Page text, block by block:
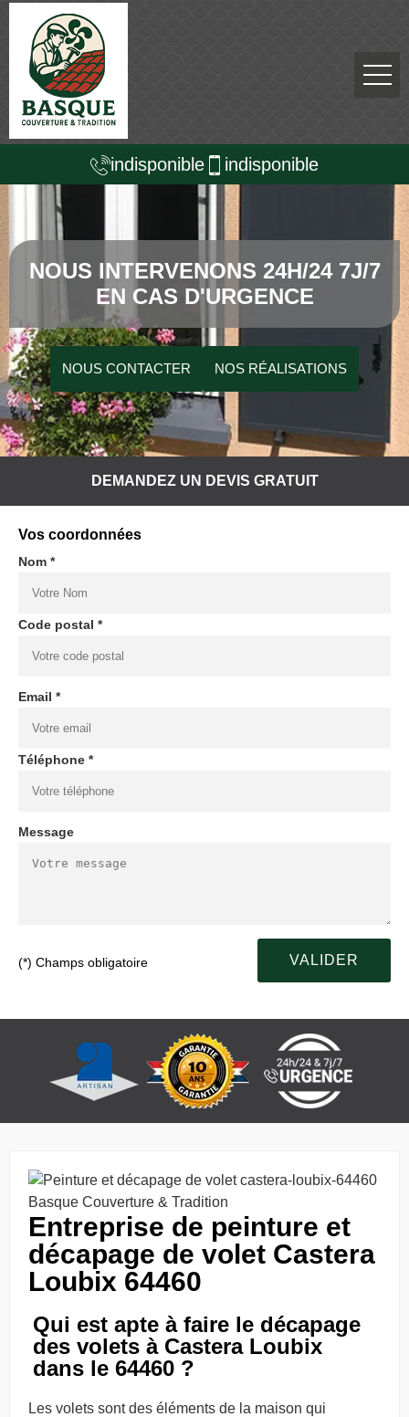
indisponible indisponible
NOUS INTERVENONS 24H/24 7J/7
EN CAS D'URGENCE
NOUS CONTACTER NOS RÉALISATIONS
DEMANDEZ UN DEVIS GRATUIT
Vos coordonnées
Nom *
Code postal *
Email *
Téléphone *
Message
(*) Champs obligatoire
Entreprise de peinture et
décapage de volet Castera
Loubix 64460
Qui est apte à faire le décapage
des volets à Castera Loubix
dans le 64460 ?
Les volets sont des éléments de la maison qui